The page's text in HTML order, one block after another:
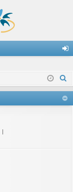
m
el